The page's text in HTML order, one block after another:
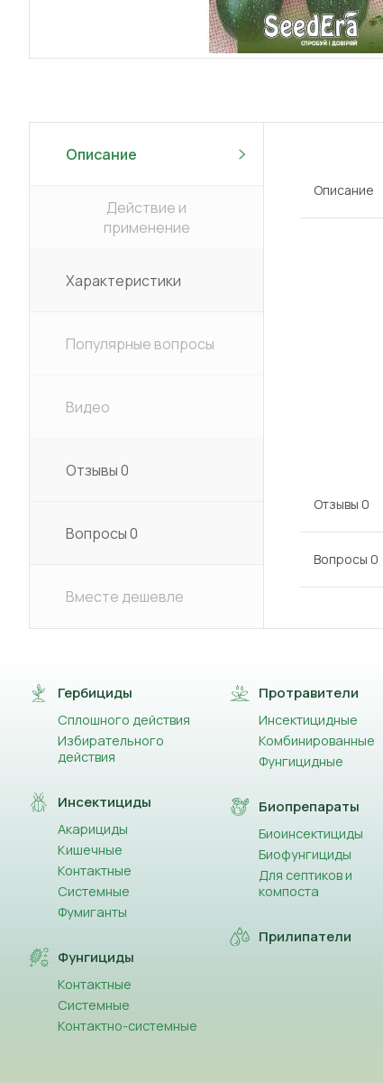
Описание
Действие и
применение
Характеристики
Популярные вопросы
Видео
Отзывы0
Вопросы0
Вместе дешевле
Описание
Отзывы 0
Вопросы 0
Гербициды
Сплошного действия
Избирательного
действия
Инсектициды
Акарициды
Кишечные
Контактные
Системные
Фумиганты
Фунгициды
Контактные
Системные
Контактно-системные
Протравители
Инсектицидные
Комбинированные
Фунгицидные
Биопрепараты
Биоинсектициды
Биофунгициды
Для септиков и
компоста
Прилипатели